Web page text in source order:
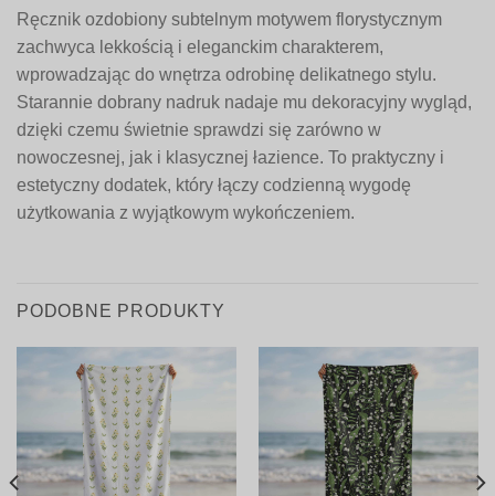
Ręcznik ozdobiony subtelnym motywem florystycznym
zachwyca lekkością i eleganckim charakterem,
wprowadzając do wnętrza odrobinę delikatnego stylu.
Starannie dobrany nadruk nadaje mu dekoracyjny wygląd,
dzięki czemu świetnie sprawdzi się zarówno w
nowoczesnej, jak i klasycznej łazience. To praktyczny i
estetyczny dodatek, który łączy codzienną wygodę
użytkowania z wyjątkowym wykończeniem.
PODOBNE PRODUKTY